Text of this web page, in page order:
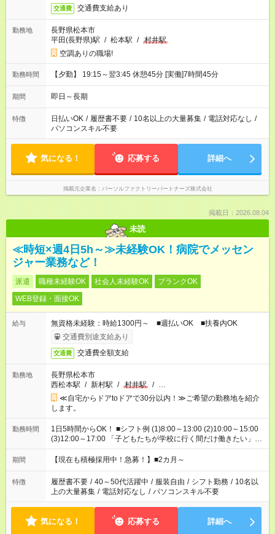
交通費 交通費支給あり
勤務地
長野県松本市
平田(長野県)駅 / 松本駅 / 村井駅
空調ありの職場!
勤務時間 【夕勤】 19:15～翌3:45 休憩45分 [実働]7時間45分
期間 即日～長期
特徴 日払いOK / 履歴書不要 / 10名以上の大量募集 / 電話対応なし /
パソコンスキル不要
気になる！ 応募する 詳細へ
掲載元企業名 パーソルファクトリーパートナーズ株式会社
掲載日：2026.08.04
未読
≪時短×週4日5h～≫未経験OK！病院でメッセン
ジャー業務など！
派遣 職種未経験OK 社会人未経験OK
ブランクOK
WEB登録・面接OK
給与
無資格未経験：時給1300円～ ■週払いOK ■扶養内OK
交通費別途支給あり
交通費 交通費全額支給
勤務地
長野県松本市
西松本駅 / 新村駅 / 村井駅 / …
≪自宅からドアtoドアで30分以内！≫ご希望の勤務地を紹介
します。
勤務時間
1日5時間からOK！ ■シフト例 (1)8:00～13:00 (2)10:00～15:00
(3)12:00～17:00 「子どもたちが学校に行く間だけ働きたい」
「余裕を持って夕飯の準備がしたい」 「午前中は働いて、午後
はプライベートの時間にしたい」 など、ご希望を教えてくださ
間と、もう1つのお仕事の勤務時間。 合計で週40時間を超える
場合は応募できません。
期間 【現在も積極採用中！急募！】■2カ月～
特徴 履歴書不要 / 40～50代活躍中 / 服装自由 / シフト勤務 / 10名以
上の大量募集 / 電話対応なし / パソコンスキル不要
気になる！ 応募する 詳細へ